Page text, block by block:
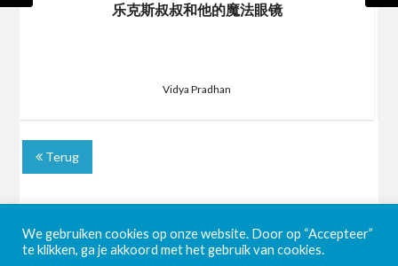
乐克斯叔叔和他的魔法眼镜
Vidya Pradhan
Terug
We gebruiken cookies op onze website. Door op “Accepteer”
te klikken, ga je akkoord met het gebruik van cookies.